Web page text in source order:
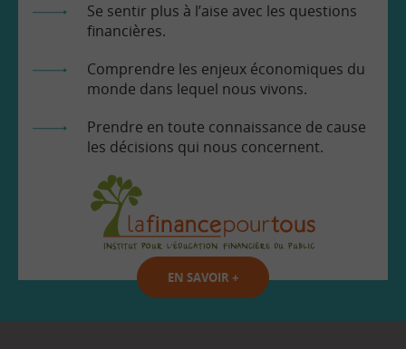
Se sentir plus à l’aise avec les questions
financières.
Comprendre les enjeux économiques du
monde dans lequel nous vivons.
Prendre en toute connaissance de cause
les décisions qui nous concernent.
EN SAVOIR +